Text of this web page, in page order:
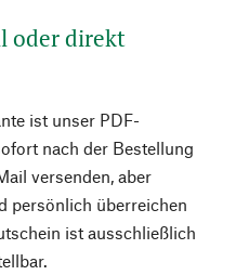
oder direkt
ist unser PDF-
nach der Bestellung
versenden, aber
persönlich überreichen
ist ausschließlich